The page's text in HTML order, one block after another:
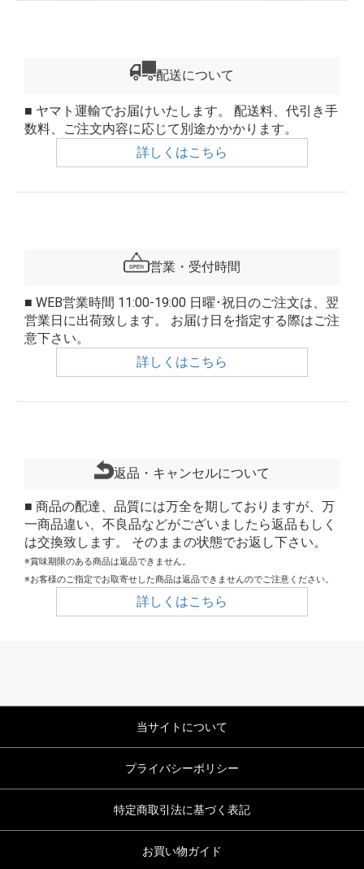
配送について
■ ヤマト運輸でお届けいたします。 配送料、代引き手
数料、ご注文内容に応じて別途かかかります。
詳しくはこちら
営業・受付時間
■ WEB営業時間 11:00-19:00 日曜･祝日のご注文は、翌
営業日に出荷致します。 お届け日を指定する際はご注
意下さい。
詳しくはこちら
返品・キャンセルについて
■ 商品の配達、品質には万全を期しておりますが、万
一商品違い、不良品などがございましたら返品もしく
は交換致します。 そのままの状態でお返し下さい。
※賞味期限のある商品は返品できません。
※お客様のご指定でお取寄せした商品は返品できませんのでご注意ください。
詳しくはこちら
当サイトについて
プライバシーポリシー
特定商取引法に基づく表記
お買い物ガイド